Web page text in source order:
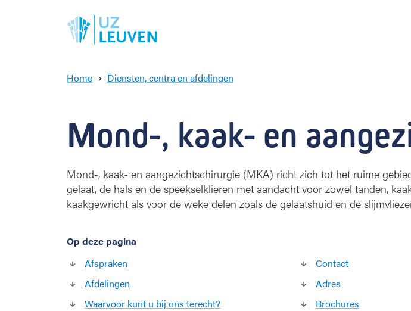
Home Diensten, centra en afdelingen
d
-
a
a
k
Mond-, kaak- en
Mond-, kaak- en aangezichtschirurgie (MKA) richt zich tot het ruime
gelaat, de hals en de speekselklieren met aandacht voor zowel tanden,
kaakgewricht als voor de weke delen zoals de gelaatshuid en de
Op deze pagina
Afspraken
Afdelingen
Waarvoor kunt u bij ons terecht?
Contact
Adres
Brochures